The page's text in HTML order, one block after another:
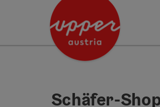
Accesskey
Accesskey
Schäfer-